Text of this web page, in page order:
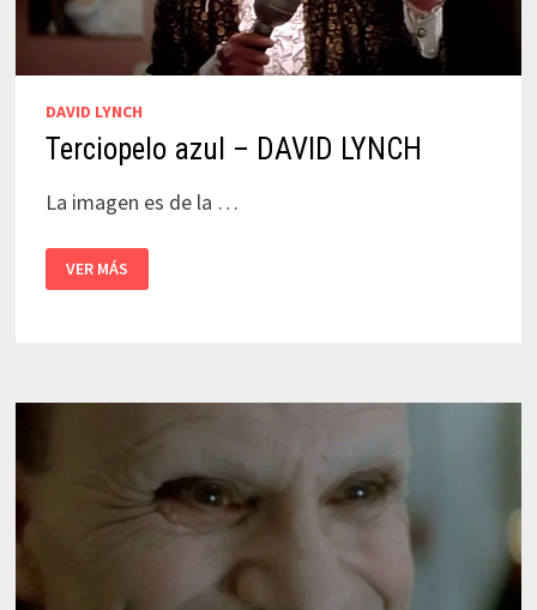
DAVID LYNCH
Terciopelo azul – DAVID LYNCH
La imagen es de la …
TERCIOPELO
AZUL
–
VER MÁS